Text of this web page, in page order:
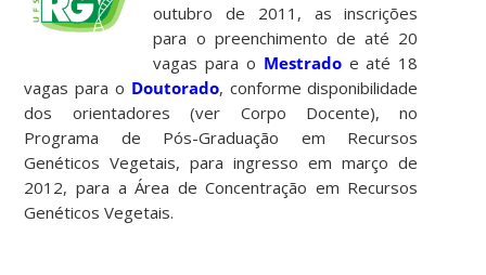
outubro de 2011, as inscrições
para o preenchimento de até 20
vagas para o Mestradoe até 18
vagas para o Doutorado, conforme disponibilidade
dos orientadores (ver Corpo Docente), no
Programa de Pós-Graduação em Recursos
Genéticos Vegetais, para ingresso em março de
2012, para a Área de Concentração em Recursos
Genéticos Vegetais.